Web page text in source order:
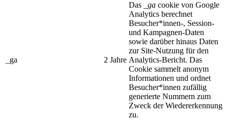
_ga 2 Jahre
Das _ga cookie von Google
Analytics berechnet
Besucher*innen-, Session-
und Kampagnen-Daten
sowie darüber hinaus Daten
zur Site-Nutzung für den
Analytics-Bericht. Das
Cookie sammelt anonym
Informationen und ordnet
Besucher*innen zufällig
generierte Nummern zum
Zweck der Wiedererkennung
zu.